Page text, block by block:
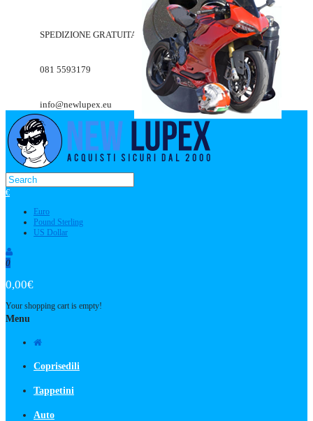
SPEDIZIONE GRATUITA A PARTIRE DA 49.90€
081 5593179
info@newlupex.eu
€
Euro
Pound Sterling
US Dollar
0
0,00€
Your shopping cart is empty!
Menu
Coprisedili
Tappetini
Auto